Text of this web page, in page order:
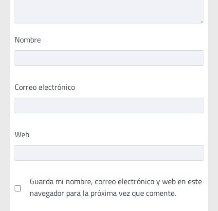
Nombre
Correo electrónico
Web
Guarda mi nombre, correo electrónico y web en este
navegador para la próxima vez que comente.